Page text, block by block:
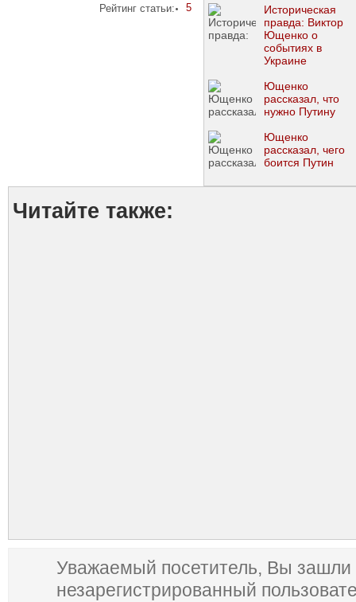
Рейтинг статьи:
5
Историческая
правда: Виктор
Ющенко о
событиях в
Украине
Ющенко
рассказал, что
нужно Путину
Ющенко
рассказал, чего
боится Путин
Читайте также:
Уважаемый посетитель, Вы зашли
незарегистрированный